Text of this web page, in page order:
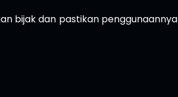
bijak dan pastikan penggunaannya